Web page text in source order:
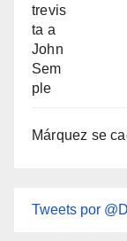
Márquez se
Tweets por